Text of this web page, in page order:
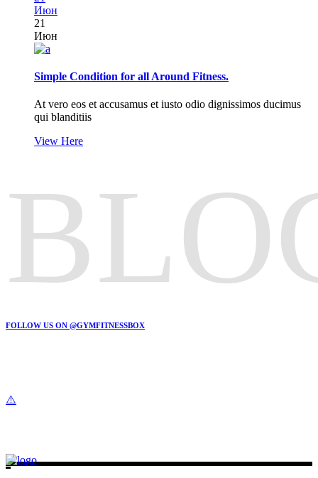
Июн
21
Июн
Simple Condition for all Around Fitness.
At vero eos et accusamus et iusto odio dignissimos ducimus
qui blanditiis
View Here
FOLLOW US ON @GYMFITNESSBOX